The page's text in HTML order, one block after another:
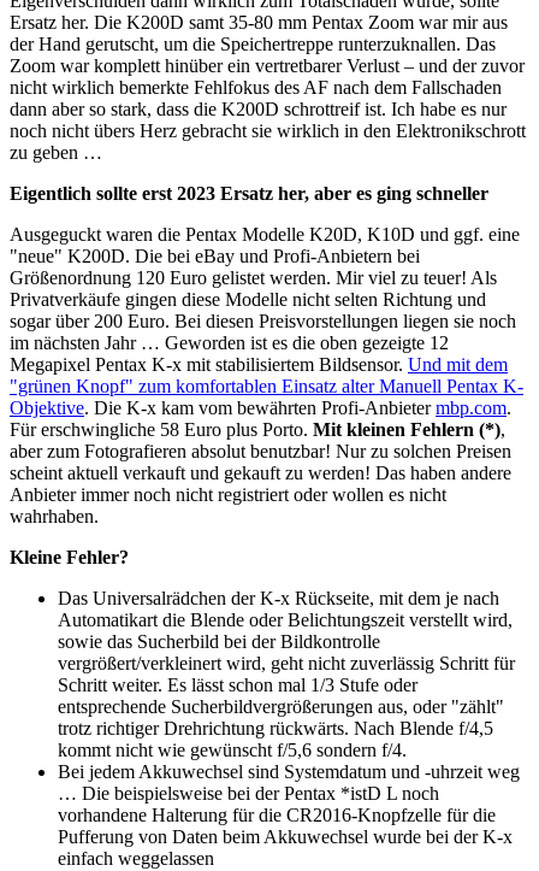
Ersatz her. Die K200D samt 35-80 mm Pentax Zoom war mir aus
der Hand gerutscht, um die Speichertreppe runterzuknallen. Das
Zoom war komplett hinüber ein vertretbarer Verlust – und der zuvor
nicht wirklich bemerkte Fehlfokus des AF nach dem Fallschaden
dann aber so stark, dass die K200D schrottreif ist. Ich habe es nur
noch nicht übers Herz gebracht sie wirklich in den Elektronikschrott
zu geben …
Eigentlich sollte erst 2023 Ersatz her, aber es ging schneller
Ausgeguckt waren die Pentax Modelle K20D, K10D und ggf. eine
"neue" K200D. Die bei eBay und Profi-Anbietern bei
Größenordnung 120 Euro gelistet werden. Mir viel zu teuer! Als
Privatverkäufe gingen diese Modelle nicht selten Richtung und
sogar über 200 Euro. Bei diesen Preisvorstellungen liegen sie noch
im nächsten Jahr … Geworden ist es die oben gezeigte 12
Megapixel Pentax K-x mit stabilisiertem Bildsensor. Und mit dem
"grünen Knopf" zum komfortablen Einsatz alter Manuell Pentax K-
Objektive. Die K-x kam vom bewährten Profi-Anbietermbp.com.
Für erschwingliche 58 Euro plus Porto. Mit kleinen Fehlern (*),
aber zum Fotografieren absolut benutzbar! Nur zu solchen Preisen
scheint aktuell verkauft und gekauft zu werden! Das haben andere
Anbieter immer noch nicht registriert oder wollen es nicht
wahrhaben.
Kleine Fehler?
Das Universalrädchen der K-x Rückseite, mit dem je nach
Automatikart die Blende oder Belichtungszeit verstellt wird,
sowie das Sucherbild bei der Bildkontrolle
vergrößert/verkleinert wird, geht nicht zuverlässig Schritt für
Schritt weiter. Es lässt schon mal 1/3 Stufe oder
entsprechende Sucherbildvergrößerungen aus, oder "zählt"
trotz richtiger Drehrichtung rückwärts. Nach Blende f/4,5
kommt nicht wie gewünscht f/5,6 sondern f/4.
Bei jedem Akkuwechsel sind Systemdatum und -uhrzeit weg
… Die beispielsweise bei der Pentax *istD L noch
vorhandene Halterung für die CR2016-Knopfzelle für die
Pufferung von Daten beim Akkuwechsel wurde bei der K-x
einfach weggelassen